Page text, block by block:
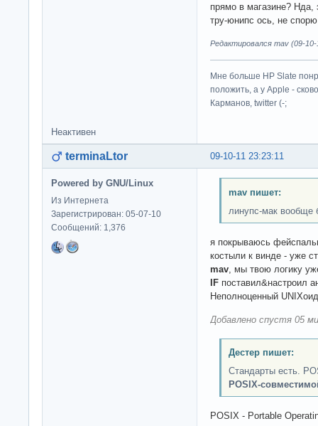
прямо в магазине? Нда,
тру-юнипс ось, не
Редактировался mav (09-10-
Мне больше HP Slate
положить, а у Apple -
Карманов, twitter (-;
Неактивен
09-10-11 23:23:11
terminaLtor
Powered by GNU/Linux
Из Интернета
Зарегистрирован: 05-07-10
Сообщений: 1,376
mav пишет:
линупс-мак вообще
я покрываюсь
костыли к винде - уже
mav , мы твою логику
IF поставил&настроил
Неполноценный
Добавлено спустя 05
Дестер пишет:
Стандарты есть.
POSIX-
POSIX - Portable